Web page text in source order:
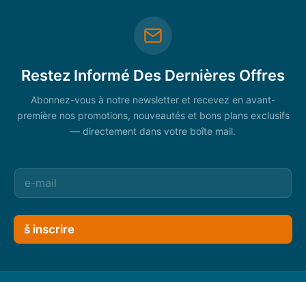
Restez Informé Des Dernières Offres
Abonnez-vous à notre newsletter et recevez en avant-
première nos promotions, nouveautés et bons plans exclusifs
— directement dans votre boîte mail.
š inscrire